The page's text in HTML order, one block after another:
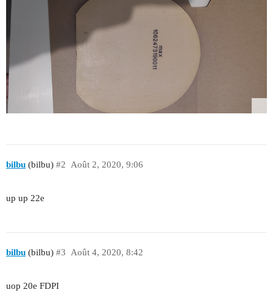
bilbu (bilbu) Août 2, 2020, 9:06
#2
up up 22e
bilbu (bilbu) Août 4, 2020, 8:42
#3
uop 20e FDPI